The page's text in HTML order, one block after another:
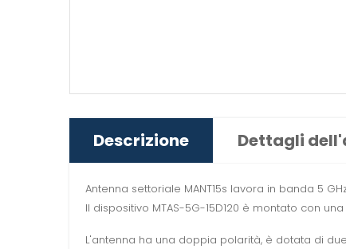
Descrizione Dettagli
Antenna settoriale MANT15s lavora in banda 5
Il dispositivo MTAS-5G-15D120 è montato con
L'antenna ha una doppia polarità, è dotata di